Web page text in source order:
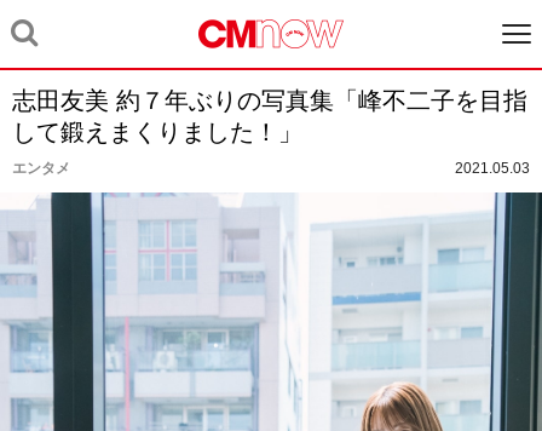
志田友美 約７年ぶりの写真集「峰不二子を目指
して鍛えまくりました！」
エンタメ 2021.05.03